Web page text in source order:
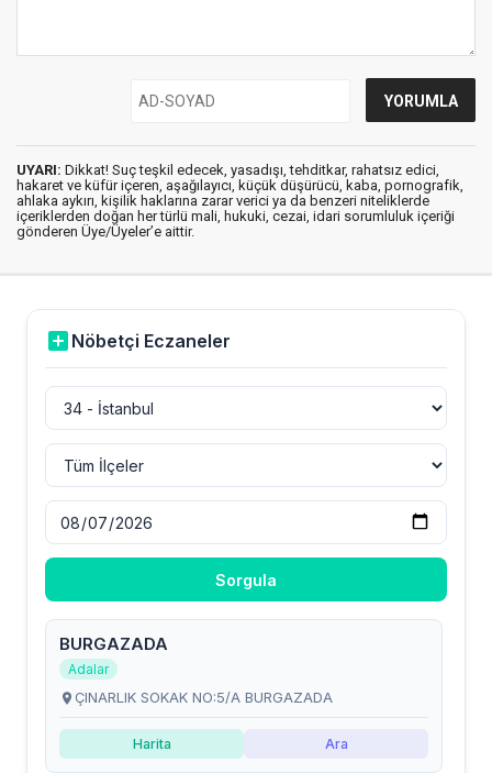
UYARI: Dikkat! Suç teşkil edecek, yasadışı, tehditkar, rahatsız edici,
hakaret ve küfür içeren, aşağılayıcı, küçük düşürücü, kaba, pornografik,
ahlaka aykırı, kişilik haklarına zarar verici ya da benzeri niteliklerde
içeriklerden doğan her türlü mali, hukuki, cezai, idari sorumluluk içeriği
gönderen Üye/Üyeler’e aittir.